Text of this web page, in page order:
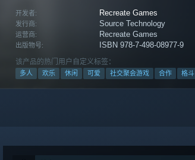
开发者: Recreate Games
发行商: Source Technology
运营商: Recreate Games
出版物号: ISBN 978-7-498-08977-9
该产品的热门用户自定义标签：
多人 欢乐 休闲 可爱 社交聚会游戏 合作 格斗